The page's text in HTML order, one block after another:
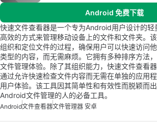
Android 免费下载
快速文件查看器是一个专为Android用户设计的
高效的方式来管理移动设备上的文件和文件夹。该
组织和定位文件的过程，确保用户可以快速访问
类型的内容，而无需麻烦。它拥有多种排序方法
文件管理体验。除了其组织能力，快速文件查看器
通过允许快速检查文件内容而无需在单独的应用
用户体验。该工具因其简单性和有效性而脱颖而
Android文件管理的人的必备工具。
Android文件查看器文件管理器 安卓